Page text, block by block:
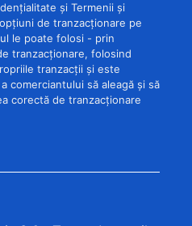
și Termenii și
de tranzacționare pe
le poate folosi - prin
tranzacționare, folosind
tranzacții și este
comerciantului să aleagă și să
corectă de tranzacționare